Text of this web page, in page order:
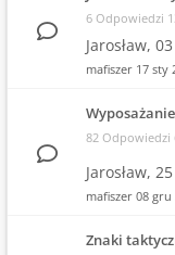
6 Odpowiedzi
Jarosław,
mafiszer 17 sty
Wyposażanie
82 Odpowiedzi
Jarosław,
mafiszer 08 gru
Znaki